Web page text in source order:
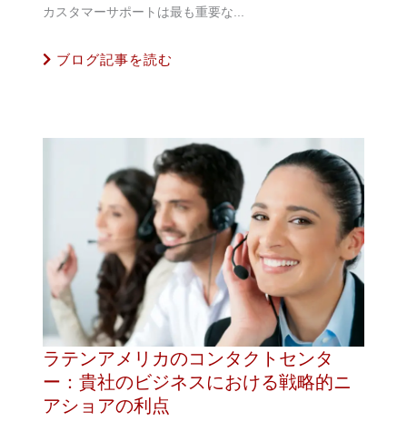
カスタマーサポートは最も重要な...
ブログ記事を読む
ラテンアメリカのコンタクトセンタ
ー：貴社のビジネスにおける戦略的ニ
アショアの利点